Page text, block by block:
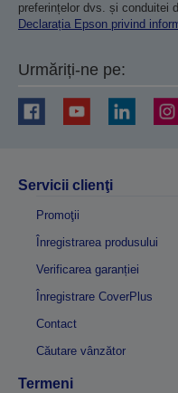
preferințelor dvs. și conduitei
Declarația Epson privind
Urmăriți-ne pe:
Servicii clienţi
Promoţii
Înregistrarea produsului
Verificarea garanției
Înregistrare CoverPlus
Contact
Căutare vânzător
Termeni